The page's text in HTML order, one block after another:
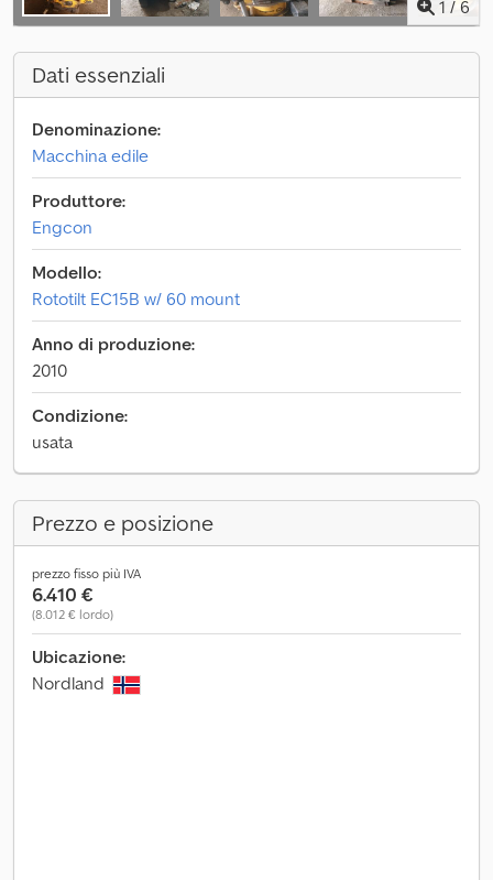
1 / 6
Dati essenziali
Denominazione:
Macchina edile
Produttore:
Engcon
Modello:
Rototilt EC15B w/ 60 mount
Anno di produzione:
2010
Condizione:
usata
Prezzo e posizione
prezzo fisso più IVA
6.410 €
(8.012 € lordo)
Ubicazione:
Nordland